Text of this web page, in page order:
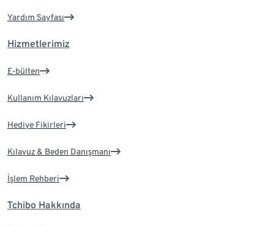
Yardım Sayfası
Hizmetlerimiz
E-bülten
Kullanım Kılavuzları
Hediye Fikirleri
Kılavuz & Beden Danışmanı
İşlem Rehberi
Tchibo Hakkında